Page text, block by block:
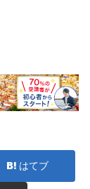
はてブ